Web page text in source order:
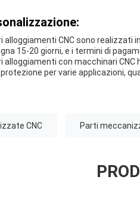
alloggiamenti CNC sono realizzati
15-20 giorni, e i termini di
alloggiamenti con macchinari
per varie applicazioni,
CNC Parti